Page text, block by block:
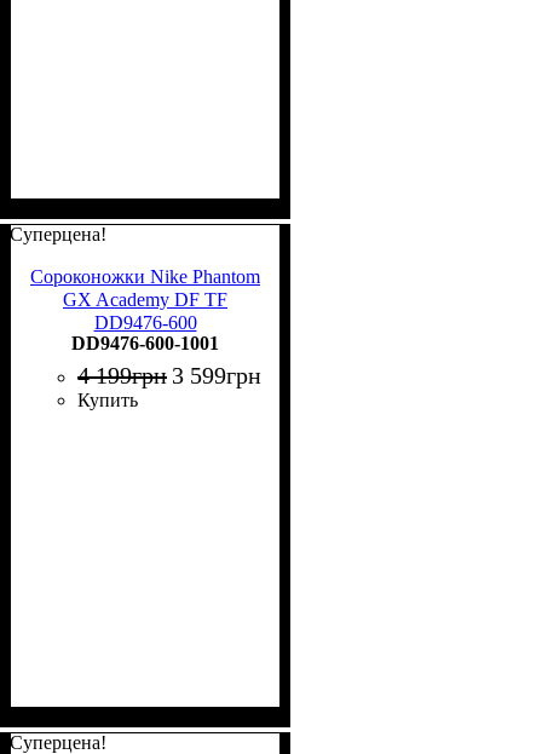
Суперцена!
Сороконожки Nike Phantom
GX Academy DF TF
DD9476-600
DD9476-600-1001
4 199грн 3 599грн
Купить
Суперцена!